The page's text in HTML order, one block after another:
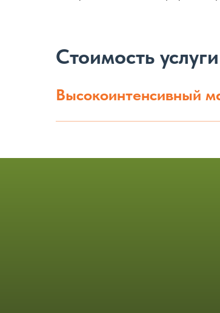
Стоимость услуги
Высокоинтенсивный